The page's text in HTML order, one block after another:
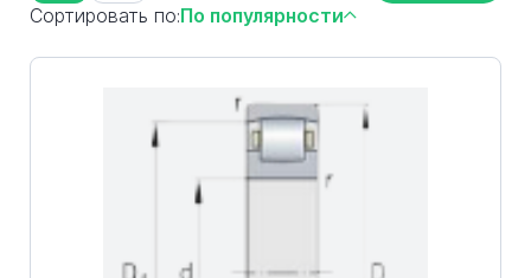
Сортировать по:По популярности